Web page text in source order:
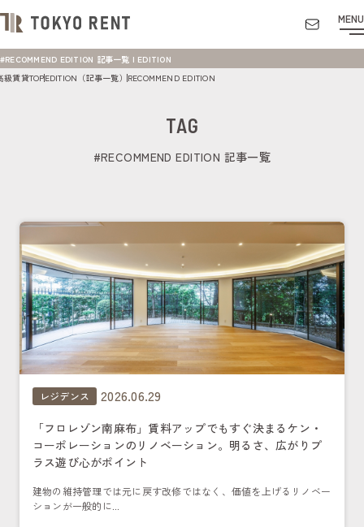
MENU
#RECOMMEND EDITION 記事一覧 | EDITION
級賃貸TOPEDITION（記事一覧）RECOMMEND EDITION
TAG
#RECOMMEND EDITION 記事一覧
レジデンス 2026.06.29
「フロレゾン南麻布」賃料アップでもすぐ決まるケン・
コーポレーションのリノベーション。明るさ、広がりプ
ラス遊び心がポイント
建物の維持管理では元に戻す改修ではなく、価値を上げるリノベー
ションが一般的に...